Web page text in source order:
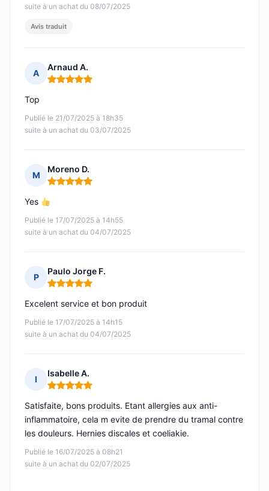
suite à un achat du 08/07/2025
Avis traduit
A
Arnaud A.
Note : 5 sur 5
Publié le 21/07/2025 à 18h35
suite à un achat du 03/07/2025
Top
M
Moreno D.
Note : 5 sur 5
Publié le 17/07/2025 à 14h55
suite à un achat du 04/07/2025
Yes
P
Paulo Jorge F.
Note : 5 sur 5
Publié le 17/07/2025 à 14h15
suite à un achat du 04/07/2025
Excelent service et bon produit
I
Isabelle A.
Note : 5 sur 5
Publié le 16/07/2025 à 08h21
suite à un achat du 02/07/2025
Satisfaite, bons produits. Etant allergies aux anti-
inflammatoire, cela m evite de prendre du tramal contre
les douleurs. Hernies discales et coeliakie.